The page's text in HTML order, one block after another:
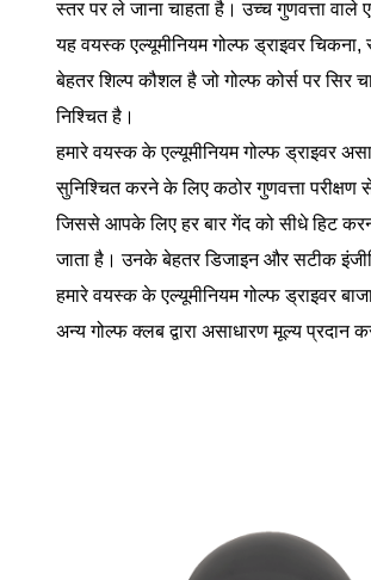
स्तर पर ले जाना चाहता है। उच्च गुणवत्ता वाले
यह वयस्क एल्यूमीनियम गोल्फ ड्राइवर
बेहतर शिल्प कौशल है जो गोल्फ कोर्स पर सिर
निश्चित है।
हमारे वयस्क के एल्यूमीनियम गोल्फ ड्राइवर
सुनिश्चित करने के लिए कठोर गुणवत्ता परीक्षण
जिससे आपके लिए हर बार गेंद को सीधे हिट
जाता है। उनके बेहतर डिजाइन और सटीक
हमारे वयस्क के एल्यूमीनियम गोल्फ ड्राइवर
अन्य गोल्फ क्लब द्वारा असाधारण मूल्य प्रदान